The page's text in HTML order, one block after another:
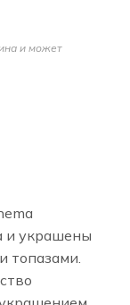
и может
и украшены
топазами.